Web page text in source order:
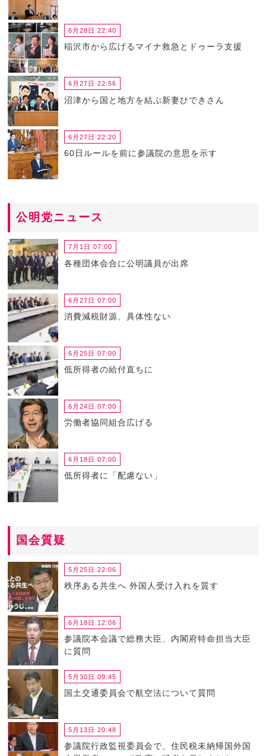
6月28日 22:40
稲沢市から広げるマイナ救急とドゥーラ支援
6月27日 22:56
沼津から国と地方を結ぶ新妻ひできさん
6月27日 22:20
60日ルールを前に参議院の意思を示す
公明党ニュース
7月1日 07:00
各種団体会合に公明議員が出席
6月27日 07:00
消費減税財源、具体性ない
6月25日 07:00
低所得者の給付直ちに
6月24日 07:00
労働者協同組合広げる
6月18日 07:00
低所得者に「配慮ない」
国会質疑
5月25日 22:06
秩序ある共生へ 外国人受け入れを質す
6月18日 12:06
参議院本会議で総務大臣、内閣府特命担当大臣
に質問
5月30日 09:45
国土交通委員会で航空法について質問
5月13日 20:48
参議院行政監視委員会で、住民税未納帰国外国